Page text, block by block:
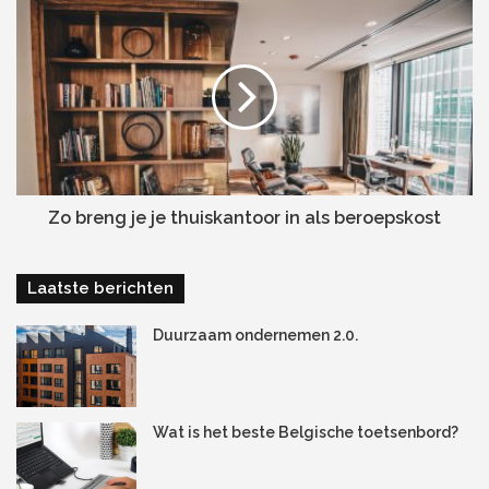
Een rentmeester heeft veel in huis, ook wat juridische
kennis betreft. Zo kent de rentmeester natuurlijk alles over
het huurrecht, waardoor alles juridisch vlekkeloos
verloopt. Zo hoef je achteraf geen problemen te vrezen. En
dat alles zonder dat je een dure advocaat moet
inschakelen. Dat is ook het geval wanneer je te kampen
krijgt met betalingsachterstand. De rentmeester weet als
geen ander hoe hij achter je geld aan moet zitten,
rentmeester natuurlijk je eerste aanspreekpunt wanneer je
met juridische vragen zit, waardoor jij het huisje bij het
schuurtje houdt.
# 3. Niet zelf een huurder
zoeken
Een rentmeester neemt ook een aantal taken van de
Zo breng je je thuiskantoor in als beroepskost
Laatste berichten
Duurzaam ondernemen 2.0.
Wat is het beste Belgische toetsenbord?